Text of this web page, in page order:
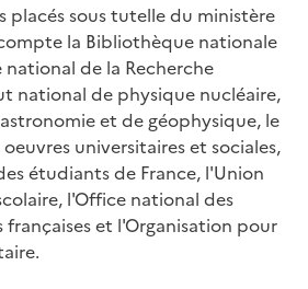
placés sous tutelle du ministère
la Bibliothèque nationale
national de la Recherche
national de physique nucléaire,
et de géophysique, le
universitaires et sociales,
étudiants de France, l'Union
l'Office national des
françaises et l'Organisation pour